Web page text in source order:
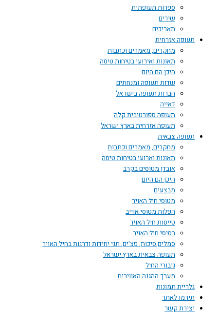
ספרות תעופתית
שירים
תאריכים
תעופה אזרחית
מחקרים, מאמרים וכתבות
תאונות ואירועי בטיחות טיסה
היכן הם היום
שדות תעופה ומנחתים
חברות תעופה בישראל
דאייה
תעופה ספורטיבית קלה
תעופה אזרחית בארץ ישראל
תעופה צבאית
מחקרים, מאמרים וכתבות
תאונות וארועי בטיחות טיסה
אובדן מטוסים בקרב
היכן הם היום
מבצעים
מטוסי חיל האויר
הפלות מטוסי אוייב
טייסות חיל האויר
בסיסי חיל האויר
סמלים,סיכות, פצ'ים, תגי יחידות ודרגות בחיל האויר
תעופה צבאית בארץ ישראל
גיבורי החיל
מערך ההגנה האווירית
גלריית תמונות
תירמו לאתר
יצירת קשר